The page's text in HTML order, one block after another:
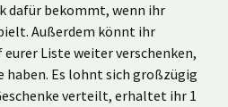
dafür bekommt, wenn ihr
Außerdem könnt ihr
eurer Liste weiter verschenken,
haben. Es lohnt sich großzügig
verteilt, erhaltet ihr 1